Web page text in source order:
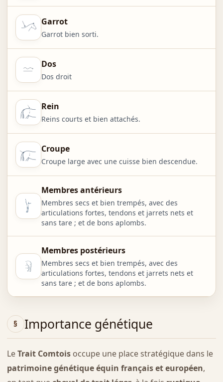
Garrot
Garrot bien sorti.
Dos
Dos droit
Rein
Reins courts et bien attachés.
Croupe
Croupe large avec une cuisse bien descendue.
Membres antérieurs
Membres secs et bien trempés, avec des
articulations fortes, tendons et jarrets nets et
sans tare ; et de bons aplombs.
Membres postérieurs
Membres secs et bien trempés, avec des
articulations fortes, tendons et jarrets nets et
sans tare ; et de bons aplombs.
Importance génétique
LeTrait Comtoisoccupe une place stratégique dans le
patrimoine génétique équin français et européen,